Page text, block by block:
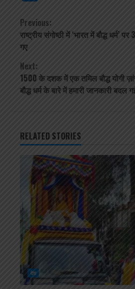
Continue
Reading
Previous:
राष्ट्रीय संगोष्ठी में ‘भारत में बौद्ध धर्म’
गए
Next:
1500 के दशक में एक तमिल बौद्ध योगी
बौद्ध धर्म के बारे में हमारी जानकारी बदल
RELATED STORIES
देश